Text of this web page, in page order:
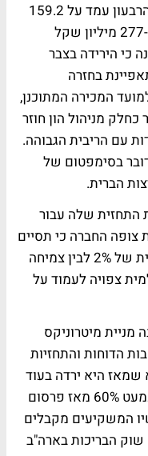
צבר ההזמנות של החברה נכון לתום הרבעון עמד על 159.2
מיליון שקל, קיטון של 42% לעומתכ-277 מיליון שקל
כי הירידה בצבר
בחזרה
המכירה המתוכנן,
כחלק מניהול הון חוזר
עם הריבית הגבוהה.
בסימפטום של
הברית.
התחזית שלה עבור
צופה החברה כי תסיים
את 2024 עם טווח של צמיחה שלילית של 2% לבין צמיחה
הגולמית צפויה לעמוד על
מיטרוניקס
נסחרה ב-2018. בעקבות הדוחות והתחזיות
המנייה ב-35%, אלא שמאז היא ירדה בעוד
33% תוך שהיא משלמה ירידה של כמעט 60% מאז פרסום
המשקיעים מקבלים
הבריכות בארה"ב